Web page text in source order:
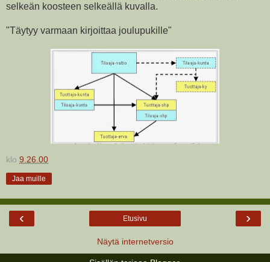
selkeän koosteen selkeällä kuvalla.
"Täytyy varmaan kirjoittaa joulupukille"
klo 9.26.00
Jaa muille
‹ ›
Etusivu
Näytä internetversio